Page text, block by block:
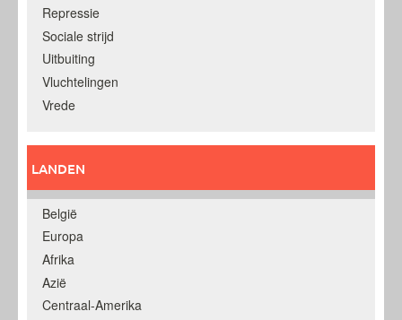
Repressie
Sociale strijd
Uitbuiting
Vluchtelingen
Vrede
LANDEN
België
Europa
Afrika
Azië
Centraal-Amerika